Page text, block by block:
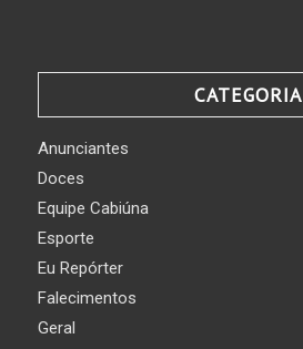
CATEGORIA
Anunciantes
Doces
Equipe Cabiúna
Esporte
Eu Repórter
Falecimentos
Geral